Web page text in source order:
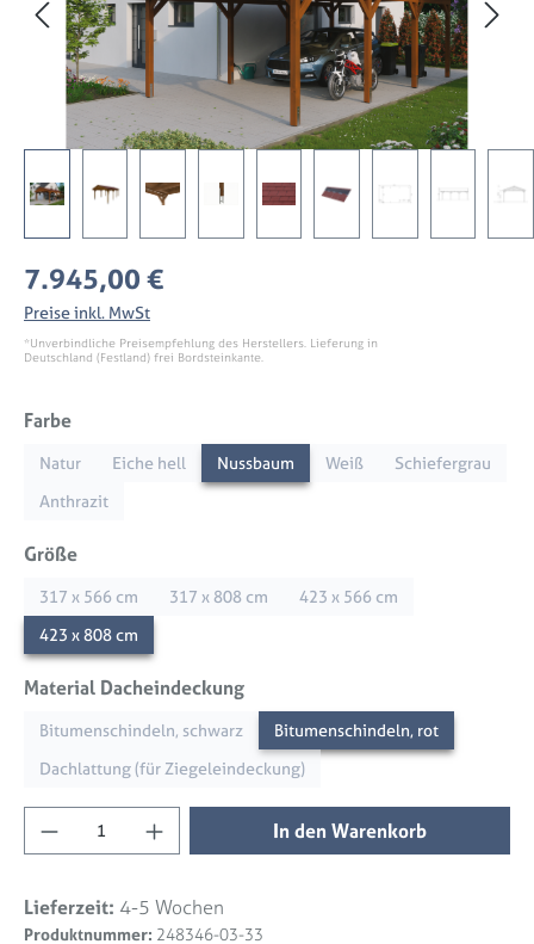
Regulärer Preis:
7.945,00 €
Preise inkl. MwSt
*Unverbindliche Preisempfehlung des Herstellers. Lieferung in
Deutschland (Festland) frei Bordsteinkante.
Farbeauswählen
Natur Eiche hell Nussbaum Weiß
Schiefergrau
Anthrazit
Größeauswählen
317 x 566 cm 317 x 808 cm
423 x 566 cm
423 x 808 cm
Material Dacheindeckungauswählen
Bitumenschindeln, schwarz
Bitumenschindeln, rot
Dachlattung (für Ziegeleindeckung)
Produkt Anzahl: Gib den gewünschten
In den Warenkorb
Lieferzeit: 4-5 Wochen
Produktnummer: 248346-03-33